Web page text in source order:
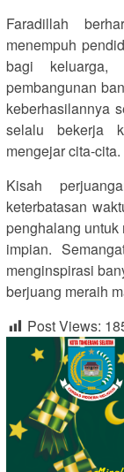
Faradillah
menempuh
bagi keluarga,
pembangunan
keberhasilannya
selalu bekerja
mengejar cita-cita.
Kisah
keterbatasan
penghalang
impian.
menginspirasi
berjuang meraih
Post Views: